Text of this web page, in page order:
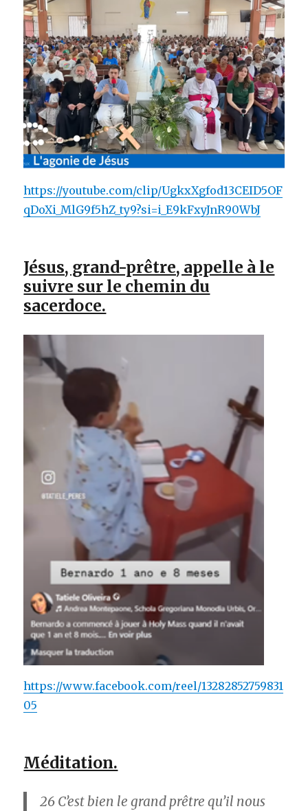
https://youtube.com/clip/UgkxXgfod13CEID5OF
qDoXi_MlG9f5hZ_ty9?si=i_E9kFxyJnR90WbJ
Jésus, grand-prêtre, appelle à le
suivre sur le chemin du
sacerdoce.
https://www.facebook.com/reel/13282852759831
05
Méditation.
26 C’est bien le grand prêtre qu’il nous